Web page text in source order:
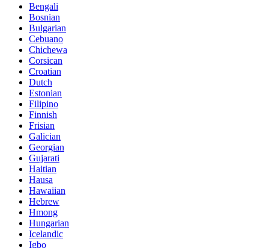
Bengali
Bosnian
Bulgarian
Cebuano
Chichewa
Corsican
Croatian
Dutch
Estonian
Filipino
Finnish
Frisian
Galician
Georgian
Gujarati
Haitian
Hausa
Hawaiian
Hebrew
Hmong
Hungarian
Icelandic
Igbo